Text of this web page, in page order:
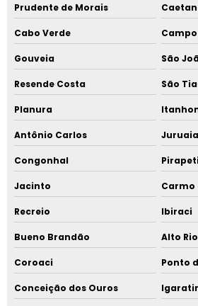
Prudente de Morais
Cabo Verde
Gouveia São
Resende Costa São
Planura
Antônio Carlos Juruaia
Congonhal
Jacinto Carmo
Recreio Ibiraci
Bueno Brandão Alto
Coroaci Ponto
Conceição dos Ouros